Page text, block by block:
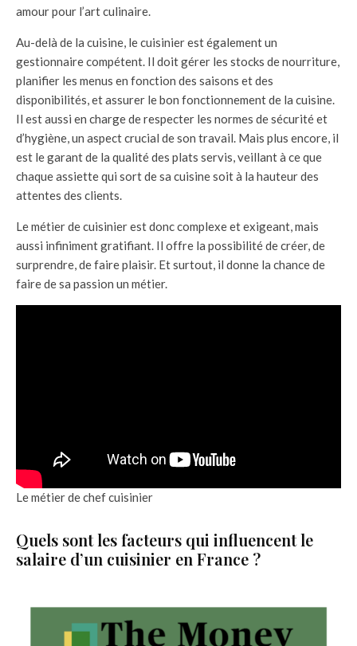
amour pour l’art culinaire.
Au-delà de la cuisine, le cuisinier est également un
gestionnaire compétent. Il doit gérer les stocks de nourriture,
planifier les menus en fonction des saisons et des
disponibilités, et assurer le bon fonctionnement de la cuisine.
Il est aussi en charge de respecter les normes de sécurité et
d’hygiène, un aspect crucial de son travail. Mais plus encore, il
est le garant de la qualité des plats servis, veillant à ce que
chaque assiette qui sort de sa cuisine soit à la hauteur des
attentes des clients.
Le métier de cuisinier est donc complexe et exigeant, mais
aussi infiniment gratifiant. Il offre la possibilité de créer, de
surprendre, de faire plaisir. Et surtout, il donne la chance de
faire de sa passion un métier.
Le métier de chef cuisinier
Quels sont les facteurs qui influencent le
salaire d’un cuisinier en France ?